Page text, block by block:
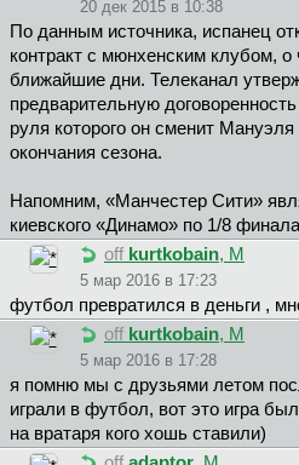
20 дек 2015 в 10:38
По данным источника, испанец
контракт с мюнхенским клубом,
ближайшие дни. Телеканал
предварительную
руля которого он сменит
окончания сезона.
Напомним, «Манчестер Сити»
киевского «Динамо» по 1/8
off kurtkobain, М
5 мар 2016 в 17:23
футбол превратился в деньги ,
off kurtkobain, М
5 мар 2016 в 17:28
я помню мы с друзьями летом
играли в футбол, вот это игра
на вратаря кого хошь ставили)